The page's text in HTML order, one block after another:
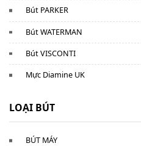
Bút PARKER
Bút WATERMAN
Bút VISCONTI
Mực Diamine UK
LOẠI BÚT
BÚT MÁY